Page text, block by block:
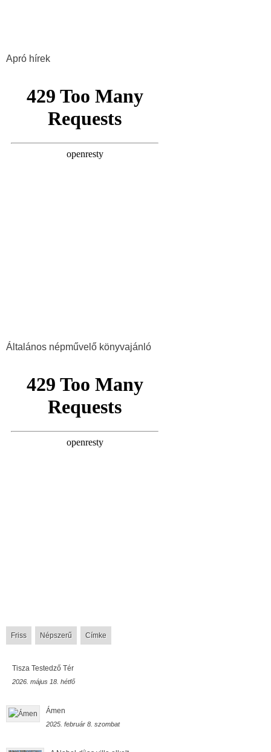
Apró hírek
Általános népművelő könyvajánló
Friss Népszerű Címke
Tisza Testedző Tér
2026. május 18. hétfő
Ámen
2025. február 8. szombat